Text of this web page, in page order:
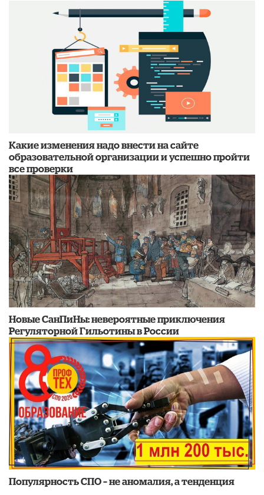
Какие изменения надо внести на сайте
образовательной организации и успешно пройти
все проверки
Новые СанПиНы: невероятные приключения
Регуляторной Гильотины в России
Популярность СПО – не аномалия, а тенденция